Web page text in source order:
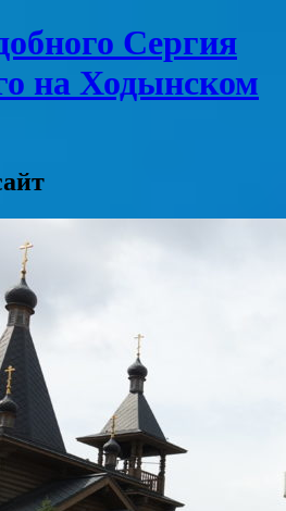
Сергия
на Ходынском